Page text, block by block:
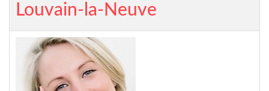
Louvain-la-Neuve